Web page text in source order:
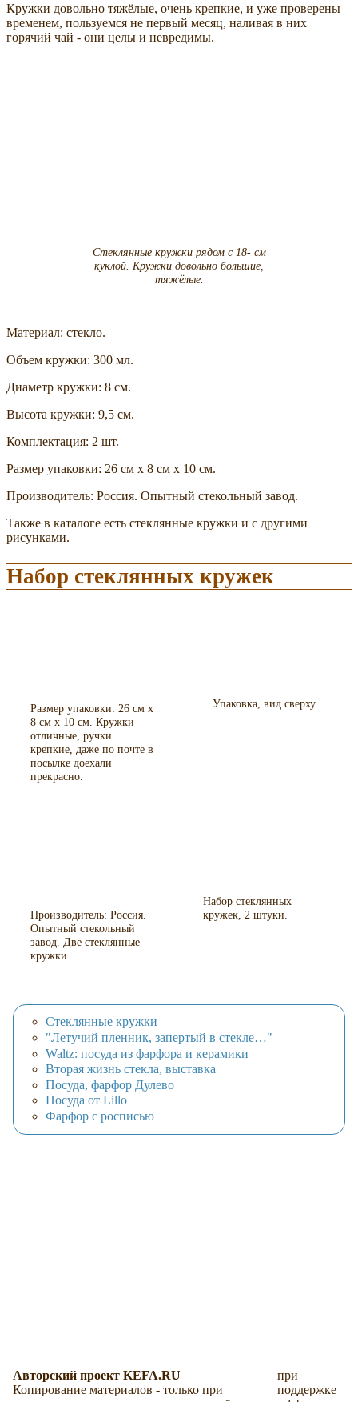
Кружки довольно тяжёлые, очень крепкие, и уже проверены
временем, пользуемся не первый месяц, наливая в них
горячий чай - они целы и невредимы.
Стеклянные кружки рядом с 18- см
куклой. Кружки довольно большие,
тяжёлые.
Материал: стекло.
Объем кружки: 300 мл.
Диаметр кружки: 8 см.
Высота кружки: 9,5 см.
Комплектация: 2 шт.
Размер упаковки: 26 см х 8 см х 10 см.
Производитель: Россия. Опытный стекольный завод.
Также в каталоге есть стеклянные кружки и с другими
рисунками.
Набор стеклянных кружек
Размер упаковки: 26 см х
8 см х 10 см. Кружки
отличные, ручки
крепкие, даже по почте в
посылке доехали
прекрасно.
Упаковка, вид сверху.
Производитель: Россия.
Опытный стекольный
завод. Две стеклянные
кружки.
Набор стеклянных
кружек, 2 штуки.
Стеклянные кружки
"Летучий пленник, запертый в стекле…"
Waltz: посуда из фарфора и керамики
Вторая жизнь стекла, выставка
Посуда, фарфор Дулево
Посуда от Lillo
Фарфор с росписью
Авторский проект KEFA.RU
Копирование материалов - только при
при
поддержке